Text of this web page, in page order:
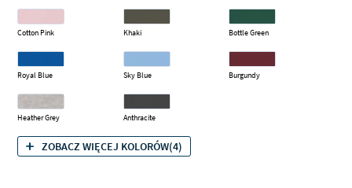
Cotton Pink Khaki Bottle Green
Royal Blue Sky Blue Burgundy
Heather Grey Anthracite
ZOBACZ WIĘCEJ KOLORÓW(4)